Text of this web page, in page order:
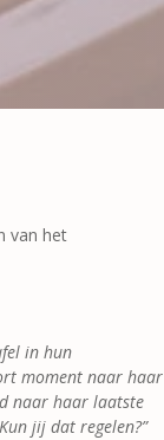
van het
in hun
moment naar haar
naar haar laatste
jij dat regelen?”